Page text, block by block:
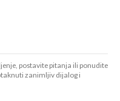
postavite pitanja ili ponudite
zanimljiv dijalog i